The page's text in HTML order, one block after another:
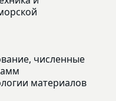
численные
материалов